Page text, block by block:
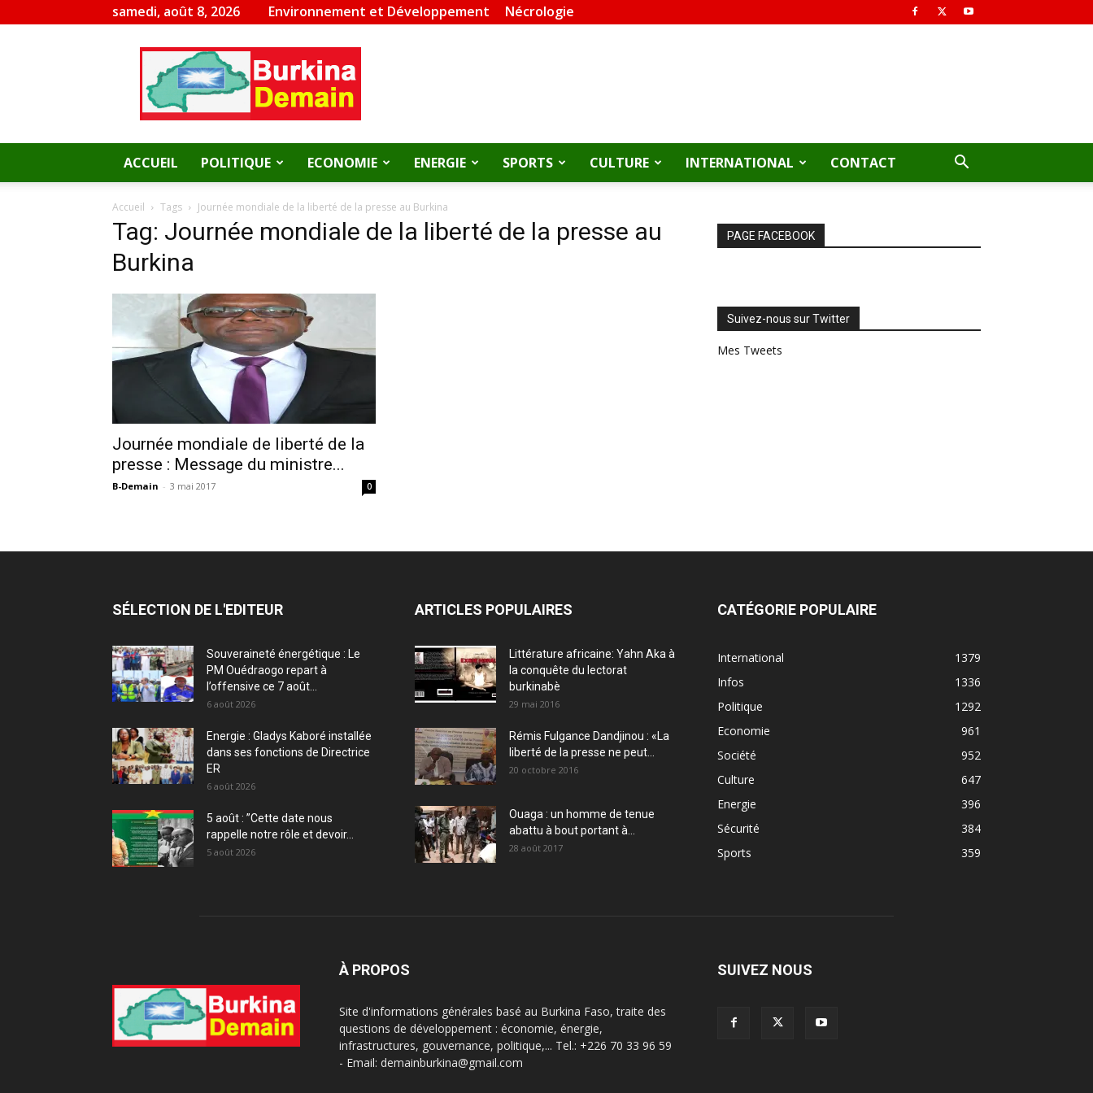
samedi, août 8, 2026 Environnement et Développement Nécrologie
Burkina
Demain
ACCUEIL POLITIQUE ECONOMIE ENERGIE SPORTS CULTURE INTERNATIONAL CONTACT
Accueil Tags Journée mondiale de la liberté de la presse au Burkina
Tag: Journée mondiale de la liberté de la presse au
Burkina
Journée mondiale de liberté de la
presse : Message du ministre...
B-Demain - 3 mai 2017 0
PAGE FACEBOOK
Suivez-nous sur Twitter
Mes Tweets
SÉLECTION DE L'EDITEUR
Souveraineté énergétique : Le
PM Ouédraogo repart à
l’offensive ce 7 août...
6 août 2026
Energie : Gladys Kaboré installée
dans ses fonctions de Directrice
ER
6 août 2026
5 août : ”Cette date nous
rappelle notre rôle et devoir...
5 août 2026
ARTICLES POPULAIRES
Littérature africaine: Yahn Aka à
la conquête du lectorat
burkinabè
29 mai 2016
Rémis Fulgance Dandjinou : «La
liberté de la presse ne peut...
20 octobre 2016
Ouaga : un homme de tenue
abattu à bout portant à...
28 août 2017
CATÉGORIE POPULAIRE
International
1379
Infos
1336
Politique
1292
Economie
961
Société
952
Culture
647
Energie
396
Sécurité
384
Sports
359
À PROPOS
Site d'informations générales basé au Burkina Faso, traite des
questions de développement : économie, énergie,
infrastructures, gouvernance, politique,... Tel.: +226 70 33 96 59
- Email: demainburkina@gmail.com
SUIVEZ NOUS